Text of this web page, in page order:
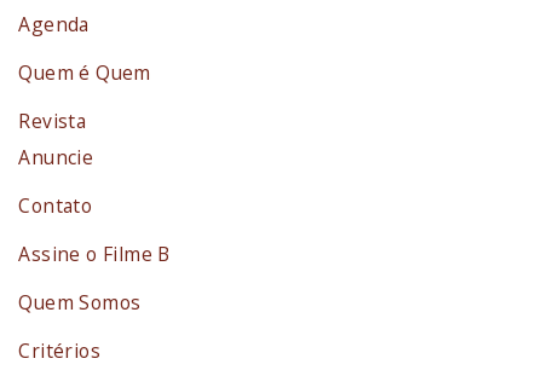
Agenda
Quem é Quem
Revista
Anuncie
Contato
Assine o Filme B
Quem Somos
Critérios